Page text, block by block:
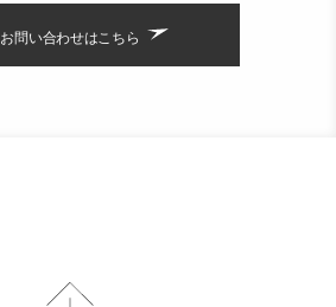
お問い合わせはこちら